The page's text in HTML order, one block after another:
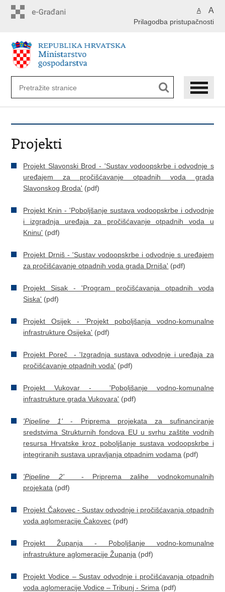
A A
Prilagodba pristupačnosti
Projekti
Projekt Slavonski Brod - 'Sustav vodoopskrbe i odvodnje s
uređajem za pročišćavanje otpadnih voda grada
Slavonskog Broda' (pdf)
Projekt Knin - 'Poboljšanje sustava vodoopskrbe i odvodnje
i izgradnja uređaja za pročišćavanje otpadnih voda u
Kninu' (pdf)
Projekt Drniš - 'Sustav vodoopskrbe i odvodnje s uređajem
za pročišćavanje otpadnih voda grada Drniša' (pdf)
Projekt Sisak - 'Program pročišćavanja otpadnih voda
Siska' (pdf)
ProjektOsijek - 'Projekt poboljšanja vodno-komunalne
infrastrukture Osijeka' (pdf)
Projekt Poreč - 'Izgradnja sustava odvodnje i uređaja za
pročišćavanje otpadnih voda' (pdf)
ProjektVukovar - 'Poboljšanje vodno-komunalne
infrastrukture grada Vukovara' (pdf)
'Pipeline 1' - Priprema projekata za sufinanciranje
sredstvima Strukturnih fondova EU u svrhu zaštite vodnih
resursa Hrvatske kroz poboljšanje sustava vodoopskrbe i
integriranih sustava upravljanja otpadnim vodama (pdf)
'Pipeline 2'- Priprema zalihe
vodnokomunalnih
projekata (pdf)
Projekt Čakovec - Sustav odvodnje i pročišćavanja otpadnih
voda aglomeracijeČakovec (pdf)
Projekt Županja - Poboljšanje vodno-komunalne
infrastrukture aglomeracijeŽupanja (pdf)
Projekt Vodice – Sustav odvodnje i pročišćavanja otpadnih
voda aglomeracije Vodice – Tribunj - Srima (pdf)